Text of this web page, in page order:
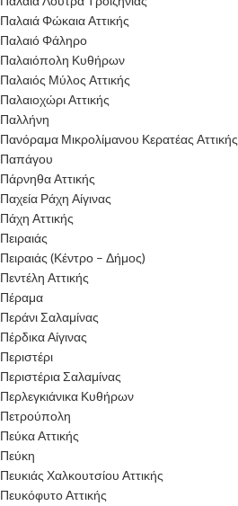
Παλαιά Φώκαια Αττικής
Παλαιό Φάληρο
Παλαιόπολη Κυθήρων
Παλαιός Μύλος Αττικής
Παλαιοχώρι Αττικής
Παλλήνη
Πανόραμα Μικρολίμανου Κερατέας Αττικής
Παπάγου
Πάρνηθα Αττικής
Παχεία Ράχη Αίγινας
Πάχη Αττικής
Πειραιάς
Πειραιάς (Κέντρο – Δήμος)
Πεντέλη Αττικής
Πέραμα
Περάνι Σαλαμίνας
Πέρδικα Αίγινας
Περιστέρι
Περιστέρια Σαλαμίνας
Περλεγκιάνικα Κυθήρων
Πετρούπολη
Πεύκα Αττικής
Πεύκη
Πευκιάς Χαλκουτσίου Αττικής
Πευκόφυτο Αττικής